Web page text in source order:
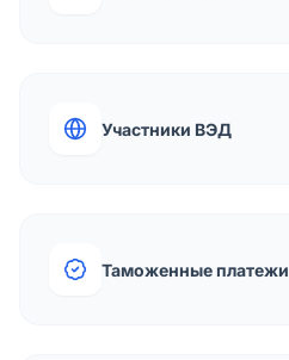
Участники ВЭД
Таможенные платежи